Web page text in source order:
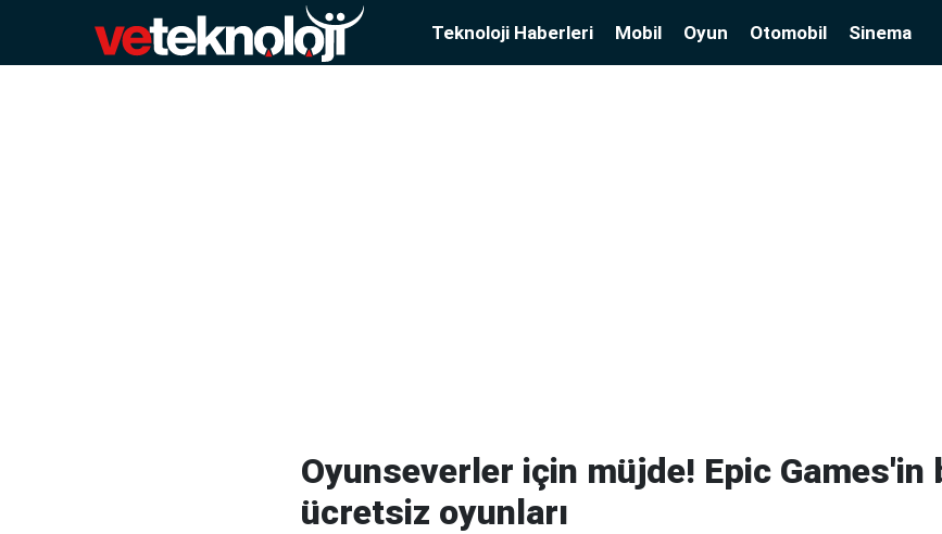
Teknoloji Haberleri Mobil Oyun Otomobil Sinema
Oyunseverler için müjde! Epic Games'in
ücretsiz oyunları